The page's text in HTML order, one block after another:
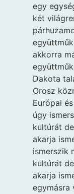
egy
két
akkorra
Dakota
Orosz
Európai
úgy
kultúrát
akarja
ismerszik
kultúrát
akarja
egymásra